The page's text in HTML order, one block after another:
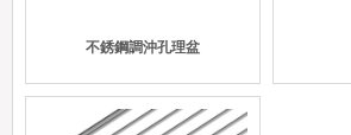
不銹鋼調沖孔理盆